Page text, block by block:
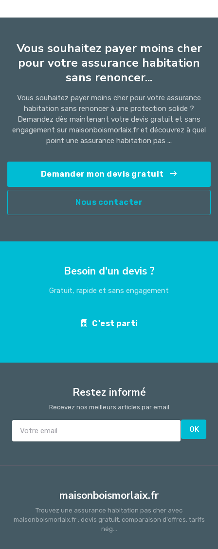
Vous souhaitez payer moins cher
pour votre assurance habitation
sans renoncer...
Vous souhaitez payer moins cher pour votre assurance
habitation sans renoncer à une protection solide ?
Demandez dès maintenant votre devis gratuit et sans
engagement sur maisonboismorlaix.fr et découvrez à quel
point une assurance habitation pas ...
Demander mon devis gratuit
Nous contacter
Besoin d'un devis ?
Gratuit, rapide et sans engagement
C'est parti
Restez informé
Recevez nos meilleurs articles par email
OK
maisonboismorlaix.fr
Trouvez une assurance habitation pas cher avec
maisonboismorlaix.fr : devis gratuit, comparaison d'offres, tarifs
nég...